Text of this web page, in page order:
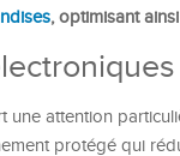
, optimisant
une attention
protégé qui